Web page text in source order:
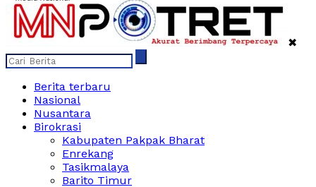
✖
Berita terbaru
Nasional
Nusantara
Birokrasi
Kabupaten Pakpak Bharat
Enrekang
Tasikmalaya
Barito Timur